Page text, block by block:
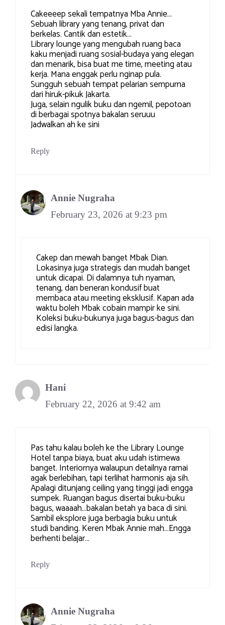
Cakeeeep sekali tempatnya Mba Annie…
Sebuah library yang tenang, privat dan
berkelas. Cantik dan estetik…
Library lounge yang mengubah ruang baca
kaku menjadi ruang sosial-budaya yang elegan
dan menarik, bisa buat me time, meeting atau
kerja. Mana enggak perlu nginap pula.
Sungguh sebuah tempat pelarian sempurna
dari hiruk-pikuk Jakarta.
Juga, selain ngulik buku dan ngemil, pepotoan
di berbagai spotnya bakalan seruuu
Jadwalkan ah ke sini
Reply
Annie Nugraha
February 23, 2026 at 9:23 pm
Cakep dan mewah banget Mbak Dian.
Lokasinya juga strategis dan mudah banget
untuk dicapai. Di dalamnya tuh nyaman,
tenang, dan beneran kondusif buat
membaca atau meeting eksklusif. Kapan ada
waktu boleh Mbak cobain mampir ke sini.
Koleksi buku-bukunya juga bagus-bagus dan
edisi langka.
Hani
February 22, 2026 at 9:42 am
Pas tahu kalau boleh ke the Library Lounge
Hotel tanpa biaya, buat aku udah istimewa
banget. Interiornya walaupun detailnya ramai
agak berlebihan, tapi terlihat harmonis aja sih.
Apalagi ditunjang ceiling yang tinggi jadi engga
sumpek. Ruangan bagus disertai buku-buku
bagus, waaaah…bakalan betah ya baca di sini.
Sambil eksplore juga berbagia buku untuk
studi banding. Keren Mbak Annie mah…Engga
berhenti belajar…
Reply
Annie Nugraha